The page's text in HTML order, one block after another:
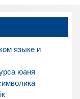
языке и
юаня